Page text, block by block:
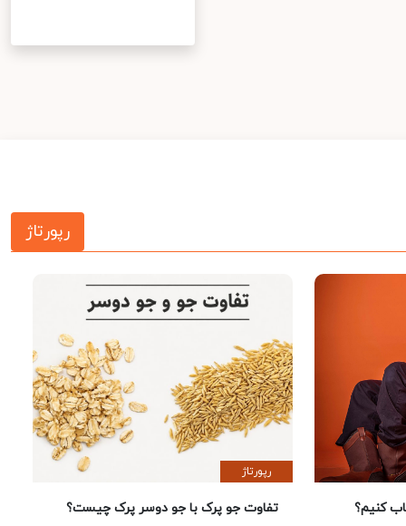
رپورتاژ
کنیم؟
رپورتاژ
تفاوت جو پرک با جو دوسر پرک چیست؟